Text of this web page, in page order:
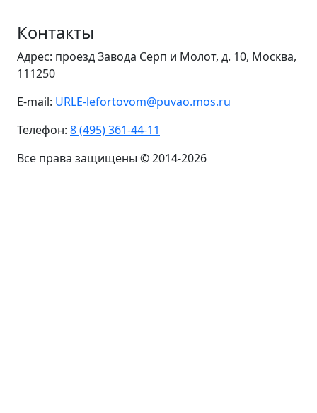
Контакты
Адрес: проезд Завода Серп и Молот, д. 10, Москва,
111250
E-mail: URLE-lefortovom@puvao.mos.ru
Телефон: 8 (495) 361-44-11
Все права защищены © 2014-2026